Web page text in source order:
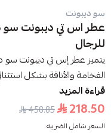
سو ديبونت
للرجال
يتميز عطر إس تي ديبونت سو
الفخامة والأناقة بشكل استثنائي، ويأتي بحجم
قراءة المزيد
218.50
458.85
السعر شامل الضريبه